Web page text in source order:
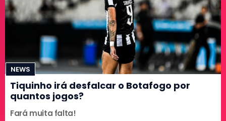
NEWS
Tiquinho irá desfalcar o Botafogo por
quantos jogos?
Fará muita falta!